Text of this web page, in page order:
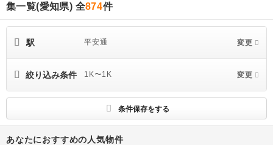
集一覧(愛知県) 全874件
駅 平安通 変更
絞り込み条件 1K〜1K 変更
条件保存をする
あなたにおすすめの人気物件